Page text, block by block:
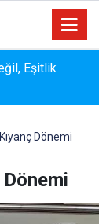
AMA HER
Dönemi